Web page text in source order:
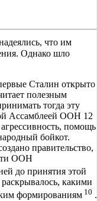
что им
Однако шло
Сталин открыто
полезным
тогда эту
Ассамблеей ООН 12
помощь
бойкот.
правительство,
ООН
до принятия этой
какими
формированиям 10 .